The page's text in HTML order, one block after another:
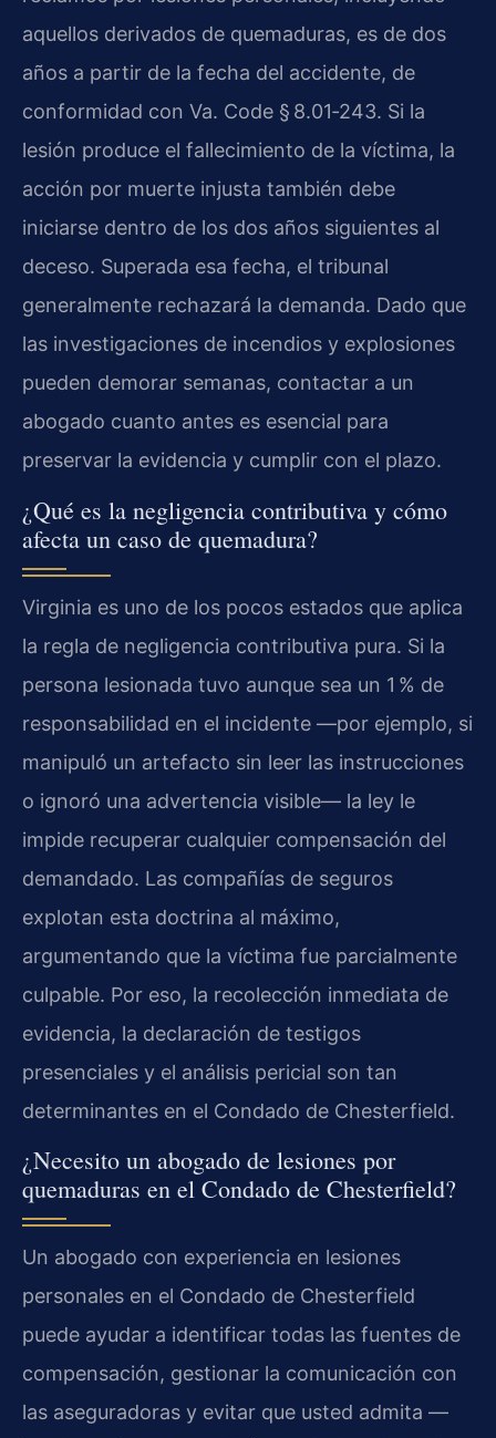
aquellos derivados de quemaduras, es de dos
años a partir de la fecha del accidente, de
conformidad con Va. Code § 8.01‑243. Si la
lesión produce el fallecimiento de la víctima, la
acción por muerte injusta también debe
iniciarse dentro de los dos años siguientes al
deceso. Superada esa fecha, el tribunal
generalmente rechazará la demanda. Dado que
las investigaciones de incendios y explosiones
pueden demorar semanas, contactar a un
abogado cuanto antes es esencial para
preservar la evidencia y cumplir con el plazo.
¿Qué es la negligencia contributiva y cómo
afecta un caso de quemadura?
Virginia es uno de los pocos estados que aplica
la regla de negligencia contributiva pura. Si la
persona lesionada tuvo aunque sea un 1 % de
responsabilidad en el incidente —por ejemplo, si
manipuló un artefacto sin leer las instrucciones
o ignoró una advertencia visible— la ley le
impide recuperar cualquier compensación del
demandado. Las compañías de seguros
explotan esta doctrina al máximo,
argumentando que la víctima fue parcialmente
culpable. Por eso, la recolección inmediata de
evidencia, la declaración de testigos
presenciales y el análisis pericial son tan
determinantes en el Condado de Chesterfield.
¿Necesito un abogado de lesiones por
quemaduras en el Condado de Chesterfield?
Un abogado con experiencia en lesiones
personales en el Condado de Chesterfield
puede ayudar a identificar todas las fuentes de
compensación, gestionar la comunicación con
las aseguradoras y evitar que usted admita —